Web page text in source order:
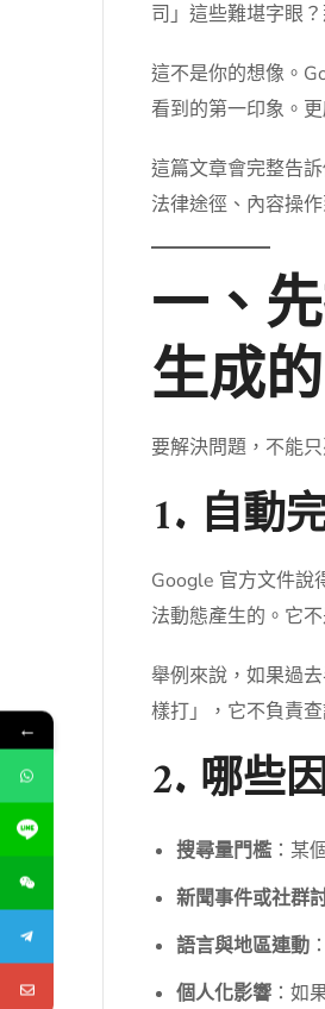
司」這些難堪字眼
這不是你的想像。
看到的第一印象。
這篇文章會完整告
法律途徑、內容操
一、
生成
要解決問題，不能
1. 自動
Google 官方文件說
法動態產生的。它
舉例來說，如果過
樣打」，它不負責查
2. 哪些
搜尋量門檻：某
新聞事件或社群
語言與地區連動
個人化影響：如
←